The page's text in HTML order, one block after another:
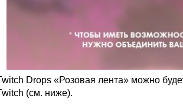
Drops «Розовая лента» можно
(см. ниже).